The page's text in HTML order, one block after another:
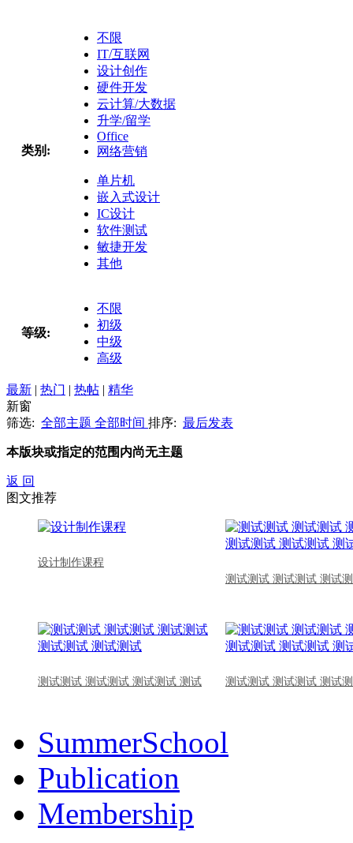
类别:
不限
IT/互联网
设计创作
硬件开发
云计算/大数据
升学/留学
Office
网络营销
单片机
嵌入式设计
IC设计
软件测试
敏捷开发
其他
等级:
不限
初级
中级
高级
最新 | 热门 | 热帖 | 精华
新窗
筛选: 全部主题 全部时间 排序: 最后发表
本版块或指定的范围内尚无主题
返 回
图文推荐
设计制作课程
测试测试 测试测试 测试
测试测试 测试测试 测试测试 测试 测试测试 测试测试 测试
SummerSchool
Publication
Membership